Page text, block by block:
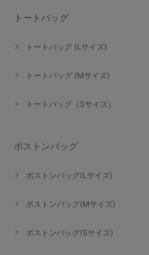
トートバッグ
トートバッグ (Lサイズ)
トートバッグ (Mサイズ)
トートバッグ（Sサイズ）
ボストンバッグ
ボストンバッグ(Lサイズ)
ボストンバッグ(Mサイズ)
ボストンバッグ(Sサイズ)